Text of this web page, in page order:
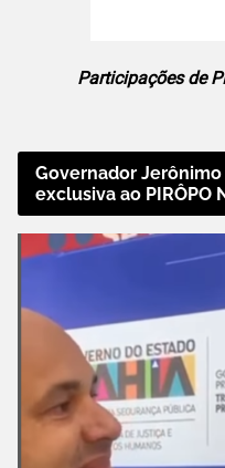
Participações de
Governador
exclusiva ao PIRÔPO